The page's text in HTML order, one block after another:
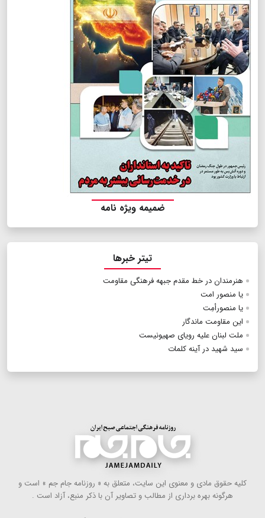
ضمیمه ویژه نامه
تیتر خبرها
هنرمندان در خط مقدم جبهه فرهنگی مقاومت
یا منصور امت
یا منصورأمِت
این مقاومت ماندگار
ملت لبنان علیه رویای صهیونیست
سید شهید در آینه کلمات
كلیه حقوق مادی و معنوی این سایت، متعلق به « روزنامه جام جم » است و
هرگونه بهره ‌برداری از مطالب و تصاویر آن با ذكر منبع، آزاد است .